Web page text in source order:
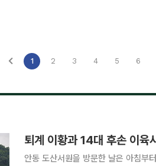
1 2 3 4 5 6
퇴계 이황과 14대 후손 이육
안동 도산서원을 방문한 날은 아침부